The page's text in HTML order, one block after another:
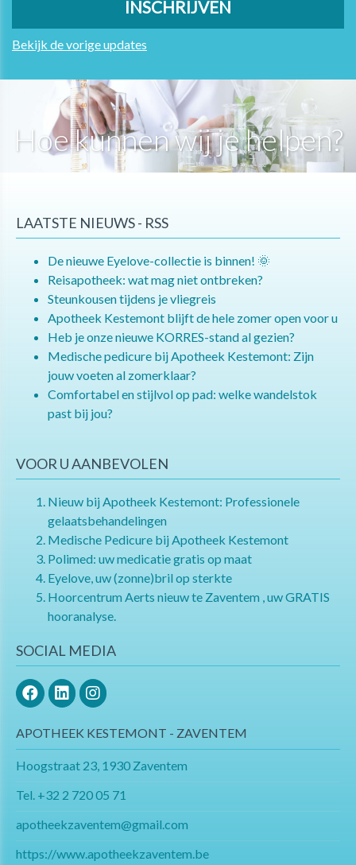
Bekijk de vorige updates
Hoe kunnen wij je helpen?
LAATSTE NIEUWS - RSS
De nieuwe Eyelove-collectie is binnen! 🌞
Reisapotheek: wat mag niet ontbreken?
Steunkousen tijdens je vliegreis
Apotheek Kestemont blijft de hele zomer open voor u
Heb je onze nieuwe KORRES-stand al gezien?
Medische pedicure bij Apotheek Kestemont: Zijn
jouw voeten al zomerklaar?
Comfortabel en stijlvol op pad: welke wandelstok
past bij jou?
VOOR U AANBEVOLEN
Nieuw bij Apotheek Kestemont: Professionele
gelaatsbehandelingen
Medische Pedicure bij Apotheek Kestemont
Polimed: uw medicatie gratis op maat
Eyelove, uw (zonne)bril op sterkte
Hoorcentrum Aerts nieuw te Zaventem , uw GRATIS
hooranalyse.
SOCIAL MEDIA
APOTHEEK KESTEMONT - ZAVENTEM
Hoogstraat 23, 1930 Zaventem
Tel. +32 2 720 05 71
apotheekzaventem@gmail.com​​​​​​​
https://www.apotheekzaventem.be